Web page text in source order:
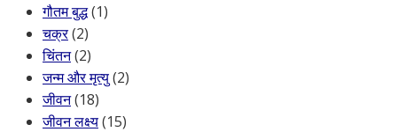
गौतम बुद्ध(1)
चक्र(2)
चिंतन(2)
जन्म और मृत्यु(2)
जीवन(18)
जीवन लक्ष्य(15)